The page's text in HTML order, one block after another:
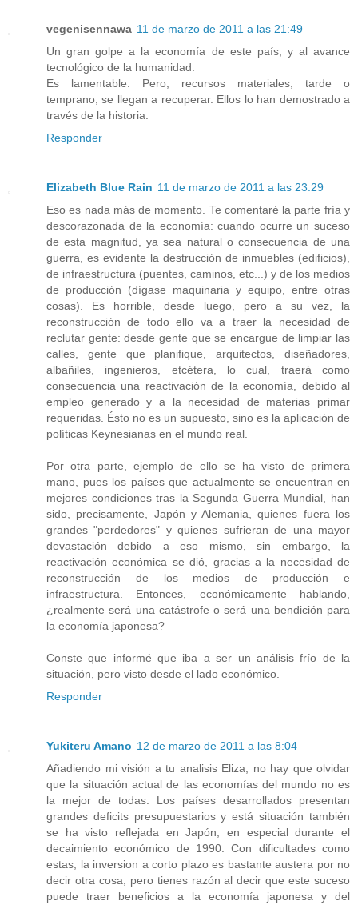
vegenisennawa 11 de marzo de 2011 a las 21:49
Un gran golpe a la economía de este país, y al avance
tecnológico de la humanidad.
Es lamentable. Pero, recursos materiales, tarde o
temprano, se llegan a recuperar. Ellos lo han demostrado a
través de la historia.
Responder
Elizabeth Blue Rain 11 de marzo de 2011 a las 23:29
Eso es nada más de momento. Te comentaré la parte fría y
descorazonada de la economía: cuando ocurre un suceso
de esta magnitud, ya sea natural o consecuencia de una
guerra, es evidente la destrucción de inmuebles (edificios),
de infraestructura (puentes, caminos, etc...) y de los medios
de producción (dígase maquinaria y equipo, entre otras
cosas). Es horrible, desde luego, pero a su vez, la
reconstrucción de todo ello va a traer la necesidad de
reclutar gente: desde gente que se encargue de limpiar las
calles, gente que planifique, arquitectos, diseñadores,
albañiles, ingenieros, etcétera, lo cual, traerá como
consecuencia una reactivación de la economía, debido al
empleo generado y a la necesidad de materias primar
requeridas. Ésto no es un supuesto, sino es la aplicación de
políticas Keynesianas en el mundo real.
Por otra parte, ejemplo de ello se ha visto de primera
mano, pues los países que actualmente se encuentran en
mejores condiciones tras la Segunda Guerra Mundial, han
sido, precisamente, Japón y Alemania, quienes fuera los
grandes "perdedores" y quienes sufrieran de una mayor
devastación debido a eso mismo, sin embargo, la
reactivación económica se dió, gracias a la necesidad de
reconstrucción de los medios de producción e
infraestructura. Entonces, económicamente hablando,
¿realmente será una catástrofe o será una bendición para
la economía japonesa?
Conste que informé que iba a ser un análisis frío de la
situación, pero visto desde el lado económico.
Responder
Yukiteru Amano 12 de marzo de 2011 a las 8:04
Añadiendo mi visión a tu analisis Eliza, no hay que olvidar
que la situación actual de las economías del mundo no es
la mejor de todas. Los países desarrollados presentan
grandes deficits presupuestarios y está situación también
se ha visto reflejada en Japón, en especial durante el
decaimiento económico de 1990. Con dificultades como
estas, la inversion a corto plazo es bastante austera por no
decir otra cosa, pero tienes razón al decir que este suceso
puede traer beneficios a la economía japonesa y del